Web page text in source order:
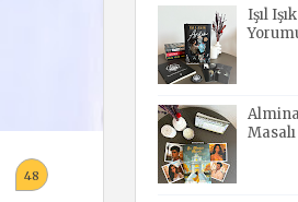
48
Işıl